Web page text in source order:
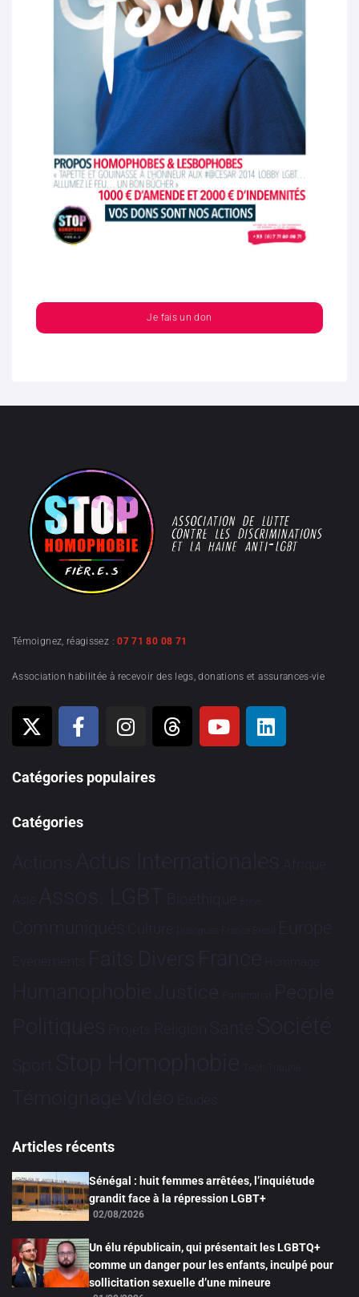
Je fais un don
Témoignez, réagissez :07 71 80 08 71
Association habilitée à recevoir des legs, donations et assurances-vie
Catégories populaires
Catégories
Actions Actus Internationales Afrique
Asie Assos. LGBT Bioéthique Brève
Communiqués Culture Dialogues France-Brésil Europe
Evénements Faits Divers France Hommage
HumanophobieJustice Partenariat People
Politiques Projets Religion Santé Société
Sport Stop Homophobie Tech Tribune
TémoignageVidéo Études
Articles récents
Sénégal : huit femmes arrêtées, l’inquiétude
grandit face à la répression LGBT+
02/08/2026
Un élu républicain, qui présentait les LGBTQ+
comme un danger pour les enfants, inculpé pour
sollicitation sexuelle d’une mineure